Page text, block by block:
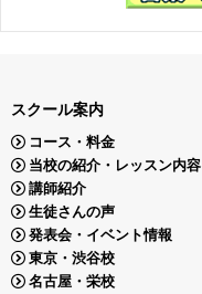
スクール案内
コース・料金
当校の紹介・レッスン内容
講師紹介
生徒さんの声
発表会・イベント情報
東京・渋谷校
名古屋・栄校